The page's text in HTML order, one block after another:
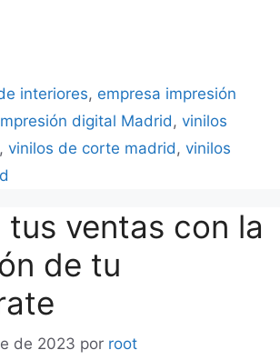
interiores, empresa impresión
digital Madrid, vinilos
, vinilos de corte madrid, vinilos
tus ventas con la
de tu
de 2023 por root